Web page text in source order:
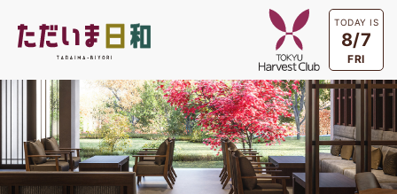
TODAY IS
8/7
FRI